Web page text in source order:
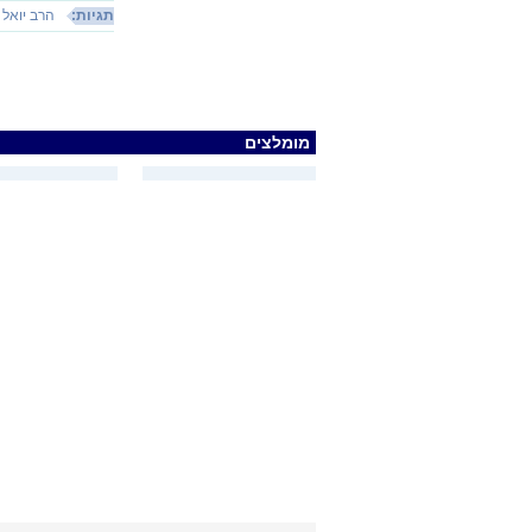
תגיות: הרב יואל
מומלצים